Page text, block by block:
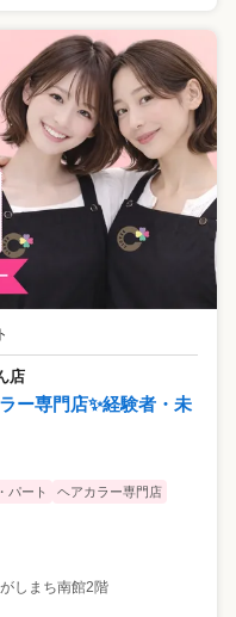
店
ー専門店✨経験者・未
パート
ヘアカラー専門店
しまち南館2階